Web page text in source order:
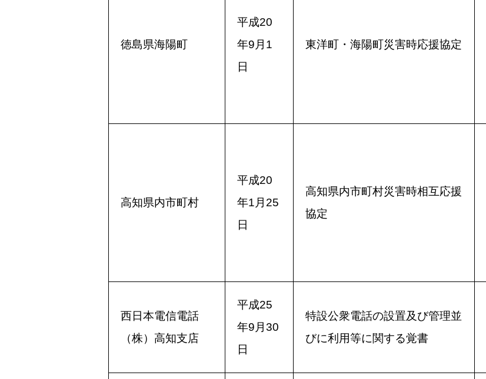
徳島県海陽町
平成20
年9月1
日
東洋町・海陽町災害時応援協定
高知県内市町村
平成20
年1月25
日
高知県内市町村災害時相互応援
協定
西日本電信電話
（株）高知支店
平成25
年9月30
日
特設公衆電話の設置及び管理並
びに利用等に関する覚書